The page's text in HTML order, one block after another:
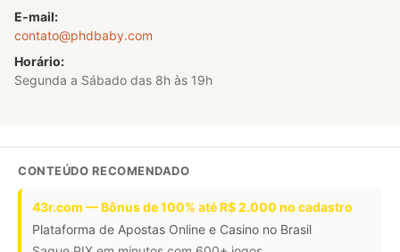
E-mail:
contato@phdbaby.com
Horário:
Segunda a Sábado das 8h às 19h
CONTEÚDO RECOMENDADO
43r.com — Bônus de 100% até R$ 2.000 no cadastro
Plataforma de Apostas Online e Casino no Brasil